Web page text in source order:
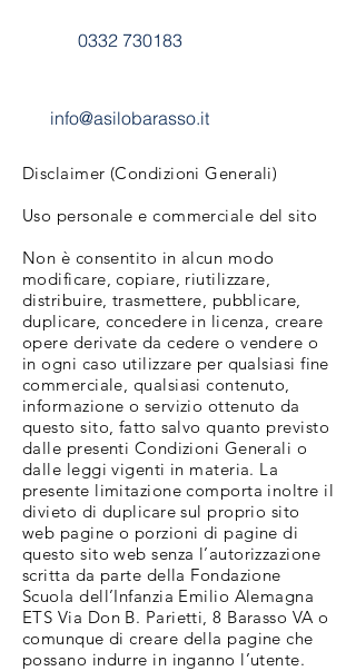
0332 730183
info@asilobarasso.it
Disclaimer (Condizioni Generali)
Uso personale e commerciale del sito
Non è consentito in alcun modo
modificare, copiare, riutilizzare,
distribuire, trasmettere, pubblicare,
duplicare, concedere in licenza, creare
opere derivate da cedere o vendere o
in ogni caso utilizzare per qualsiasi fine
commerciale, qualsiasi contenuto,
informazione o servizio ottenuto da
questo sito, fatto salvo quanto previsto
dalle presenti Condizioni Generali o
dalle leggi vigenti in materia. La
presente limitazione comporta inoltre il
divieto di duplicare sul proprio sito
web pagine o porzioni di pagine di
questo sito web senza l’autorizzazione
scritta da parte della Fondazione
Scuola dell’Infanzia Emilio Alemagna
ETS Via Don B. Parietti, 8 Barasso VA o
comunque di creare della pagine che
possano indurre in inganno l’utente.